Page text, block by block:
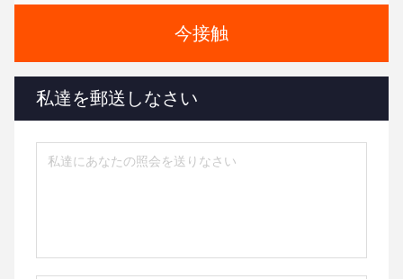
今接触
私達を郵送しなさい